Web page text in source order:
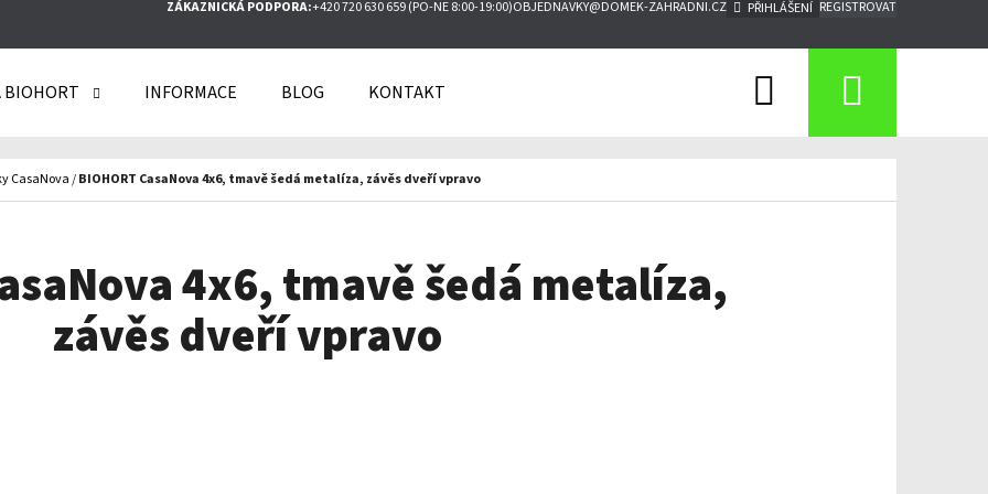
ZÁKAZNICKÁ PODPORA:+420 720 630 659 (PO-NE 8:00-19:00)OBJEDNAVKY@DOMEK-ZAHRADNI.CZ PŘIHLÁŠENÍ REGISTROVAT
BIOHORT INFORMACE BLOG KONTAKT Hledat
CasaNova/BIOHORT CasaNova 4x6, tmavě šedá metalíza, závěs dveří vpravo
4x6, tmavě šedá metalíza,
závěs dveří vpravo
DOPORUČUJEME